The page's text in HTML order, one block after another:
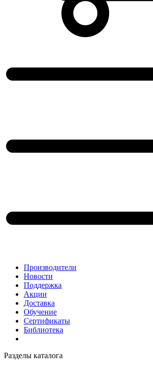
Производители
Новости
Поддержка
Акции
Доставка
Обучение
Сертификаты
Библиотека
Разделы каталога